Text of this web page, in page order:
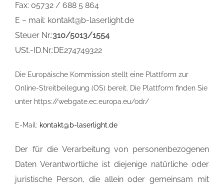
Fax: 05732 / 688 5 864
E – mail: kontakt@b-laserlight.de
Steuer Nr.:310/5013/1554
USt.-ID.Nr.:DE274749322
Die Europäische Kommission stellt eine Plattform zur
Online-Streitbeilegung (OS) bereit. Die Plattform finden Sie
unter https://webgate.ec.europa.eu/odr/
E-Mail: kontakt@b-laserlight.de
Der für die Verarbeitung von personenbezogenen
Daten Verantwortliche ist diejenige natürliche oder
juristische Person, die allein oder gemeinsam mit